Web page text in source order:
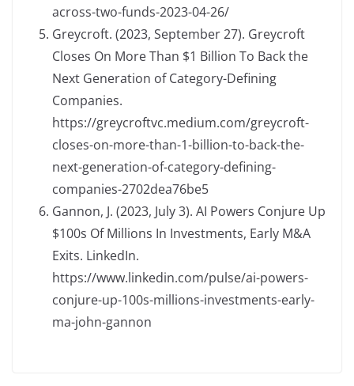
across-two-funds-2023-04-26/
Greycroft. (2023, September 27). Greycroft
Closes On More Than $1 Billion To Back the
Next Generation of Category-Defining
Companies.
https://greycroftvc.medium.com/greycroft-
closes-on-more-than-1-billion-to-back-the-
next-generation-of-category-defining-
companies-2702dea76be5
Gannon, J. (2023, July 3). AI Powers Conjure Up
$100s Of Millions In Investments, Early M&A
Exits. LinkedIn.
https://www.linkedin.com/pulse/ai-powers-
conjure-up-100s-millions-investments-early-
ma-john-gannon